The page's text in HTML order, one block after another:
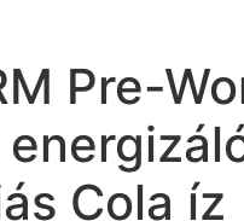
Pre-
Cola íz